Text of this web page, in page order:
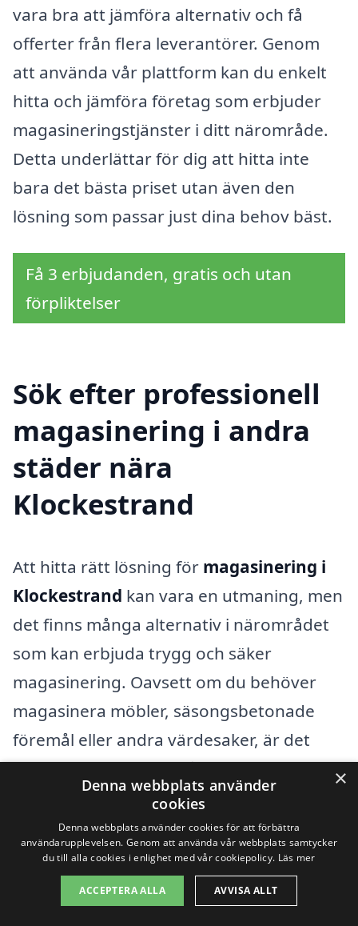
vara bra att jämföra alternativ och få
offerter från flera leverantörer. Genom
att använda vår plattform kan du enkelt
hitta och jämföra företag som erbjuder
magasineringstjänster i ditt närområde.
Detta underlättar för dig att hitta inte
bara det bästa priset utan även den
lösning som passar just dina behov bäst.
Få 3 erbjudanden, gratis och utan
förpliktelser
Sök efter professionell
magasinering i andra
städer nära
Klockestrand
Att hitta rätt lösning för magasinering i
Klockestrand kan vara en utmaning, men
det finns många alternativ i närområdet
som kan erbjuda trygg och säker
magasinering. Oavsett om du behöver
magasinera möbler, säsongsbetonade
föremål eller andra värdesaker, är det
viktigt att du kan lita på det företag som
hanterar dina tillhörigheter. Här är några
städer nära Klockestrand där du kan hitta
professionella magasineringstjänster:
Kramfors
×
Denna webbplats använder
cookies
Denna webbplats använder cookies för att förbättra
användarupplevelsen. Genom att använda vår webbplats samtycker
du till alla cookies i enlighet med vår cookiepolicy. Läs mer
ACCEPTERA ALLA AVVISA ALLT